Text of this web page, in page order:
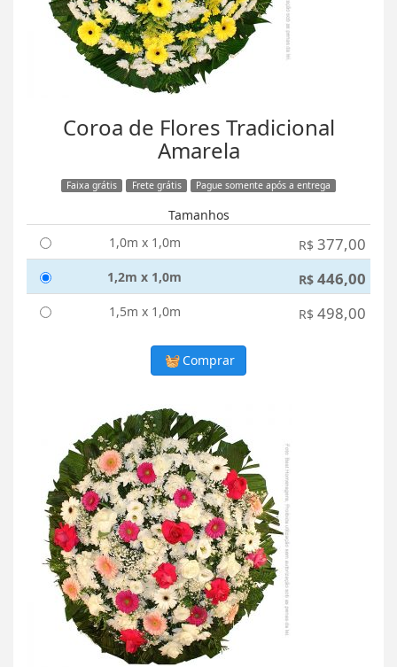
Coroa de Flores Tradicional
Amarela
Faixa grátis Frete grátis Pague somente após a entrega
Tamanhos
1,0m x 1,0m
R$ 377,00
1,2m x 1,0m R$ 446,00
1,5m x 1,0m R$ 498,00
Comprar